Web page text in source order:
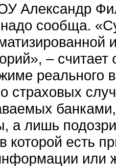
Александр
сообща.
–
реального
страховых
а лишь
есть